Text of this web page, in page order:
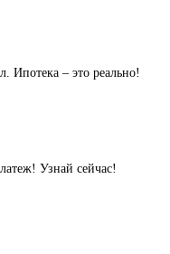
Ипотека – это реально!
Узнай сейчас!